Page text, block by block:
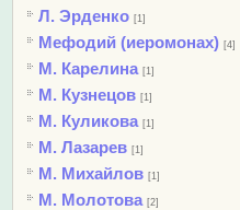
Л. Эрденко [1]
Мефодий (иеромонах) [4]
М. Карелина [1]
М. Кузнецов [1]
М. Куликова [1]
М. Лазарев [1]
М. Михайлов [1]
М. Молотова [2]